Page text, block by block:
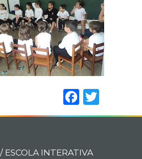
ESCOLA INTERATIVA